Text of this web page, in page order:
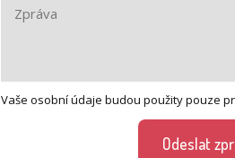
Vaše osobní údaje budou použity pouze
Odeslat